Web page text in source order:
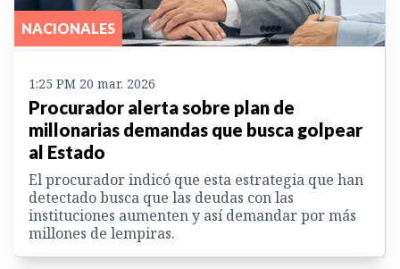
NACIONALES
1:25 PM 20 mar. 2026
Procurador alerta sobre plan de
millonarias demandas que busca golpear
al Estado
El procurador indicó que esta estrategia que han
detectado busca que las deudas con las
instituciones aumenten y así demandar por más
millones de lempiras.